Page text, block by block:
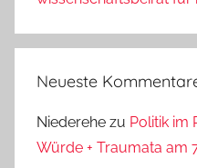
Neueste
Niederehe zu Politik im
Würde + Traumata am